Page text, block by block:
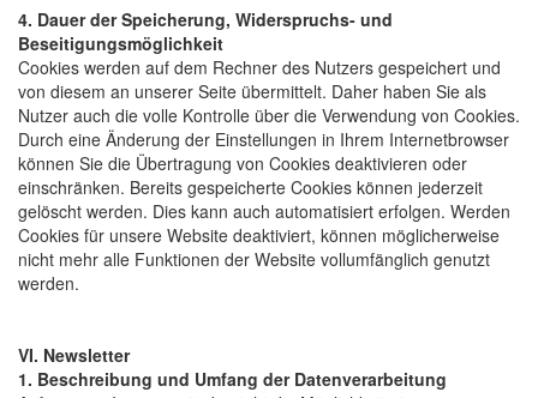
4. Dauer der Speicherung, Widerspruchs- und
Beseitigungsmöglichkeit
Cookies werden auf dem Rechner des Nutzers gespeichert und
von diesem an unserer Seite übermittelt. Daher haben Sie als
Nutzer auch die volle Kontrolle über die Verwendung von Cookies.
Durch eine Änderung der Einstellungen in Ihrem Internetbrowser
können Sie die Übertragung von Cookies deaktivieren oder
einschränken. Bereits gespeicherte Cookies können jederzeit
gelöscht werden. Dies kann auch automatisiert erfolgen. Werden
Cookies für unsere Website deaktiviert, können möglicherweise
nicht mehr alle Funktionen der Website vollumfänglich genutzt
werden.
VI. Newsletter
1. Beschreibung und Umfang der Datenverarbeitung